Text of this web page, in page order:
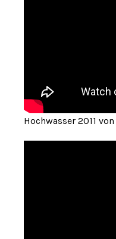
Hochwasser 2011 von